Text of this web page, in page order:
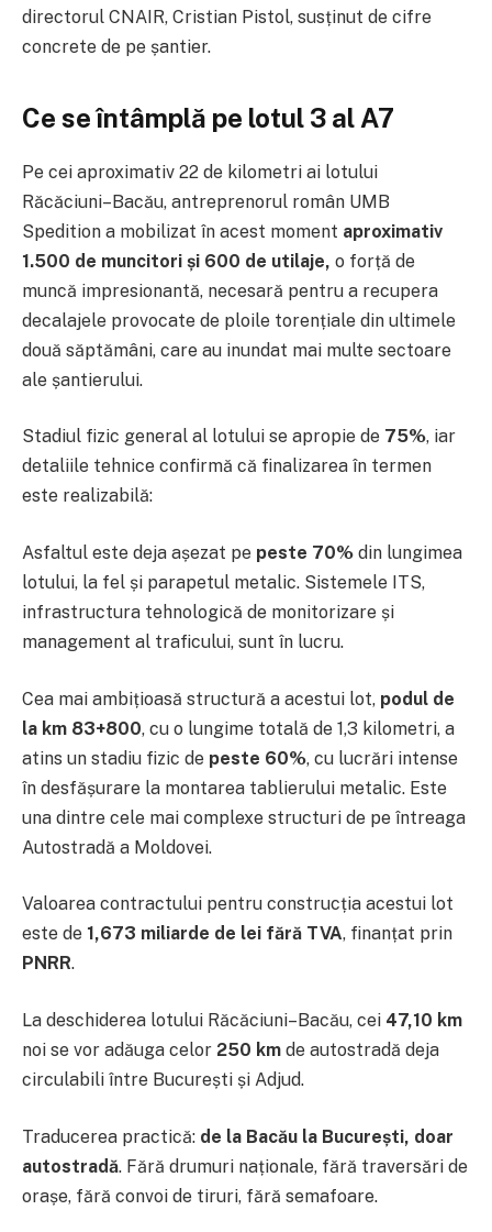
directorul CNAIR, Cristian Pistol, susținut de cifre
concrete de pe șantier.
Ce se întâmplă pe lotul 3 al A7
Pe cei aproximativ 22 de kilometri ai lotului
Răcăciuni–Bacău, antreprenorul român UMB
Spedition a mobilizat în acest moment aproximativ
1.500 de muncitori și 600 de utilaje, o forță de
muncă impresionantă, necesară pentru a recupera
decalajele provocate de ploile torențiale din ultimele
două săptămâni, care au inundat mai multe sectoare
ale șantierului.
Stadiul fizic general al lotului se apropie de 75%, iar
detaliile tehnice confirmă că finalizarea în termen
este realizabilă:
Asfaltul este deja așezat pe peste 70% din lungimea
lotului, la fel și parapetul metalic. Sistemele ITS,
infrastructura tehnologică de monitorizare și
management al traficului, sunt în lucru.
Cea mai ambițioasă structură a acestui lot, podul de
la km 83+800, cu o lungime totală de 1,3 kilometri, a
atins un stadiu fizic de peste 60%, cu lucrări intense
în desfășurare la montarea tablierului metalic. Este
una dintre cele mai complexe structuri de pe întreaga
Autostradă a Moldovei.
Valoarea contractului pentru construcția acestui lot
este de 1,673 miliarde de lei fără TVA, finanțat prin
PNRR.
La deschiderea lotului Răcăciuni–Bacău, cei 47,10 km
noi se vor adăuga celor 250 km de autostradă deja
circulabili între București și Adjud.
Traducerea practică: de la Bacău la București, doar
autostradă. Fără drumuri naționale, fără traversări de
orașe, fără convoi de tiruri, fără semafoare.